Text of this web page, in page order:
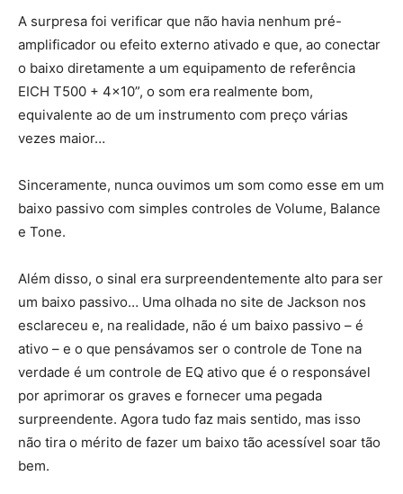
A surpresa foi verificar que não havia nenhum pré-
amplificador ou efeito externo ativado e que, ao conectar
o baixo diretamente a um equipamento de referência
EICH T500 + 4×10”, o som era realmente bom,
equivalente ao de um instrumento com preço várias
vezes maior…
Sinceramente, nunca ouvimos um som como esse em um
baixo passivo com simples controles de Volume, Balance
e Tone.
Além disso, o sinal era surpreendentemente alto para ser
um baixo passivo… Uma olhada no site de Jackson nos
esclareceu e, na realidade, não é um baixo passivo – é
ativo – e o que pensávamos ser o controle de Tone na
verdade é um controle de EQ ativo que é o responsável
por aprimorar os graves e fornecer uma pegada
surpreendente. Agora tudo faz mais sentido, mas isso
não tira o mérito de fazer um baixo tão acessível soar tão
bem.